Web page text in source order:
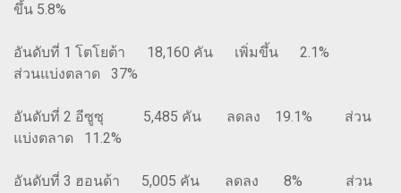
ขึ้น 5.8%
อันดับที่ 1 โตโยต้า 18,160 คัน เพิ่มขึ้น 2.1%
ส่วนแบ่งตลาด 37%
อันดับที่ 2 อีซูซุ 5,485 คัน ลดลง 19.1% ส่วน
แบ่งตลาด 11.2%
อันดับที่ 3 ฮอนด้า 5,005 คัน ลดลง 8% ส่วน